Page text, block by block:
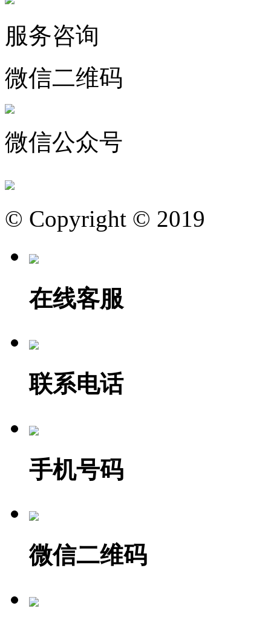
服务咨询
微信二维码
微信公众号
© Copyright © 2019
在线客服
联系电话
手机号码
微信二维码